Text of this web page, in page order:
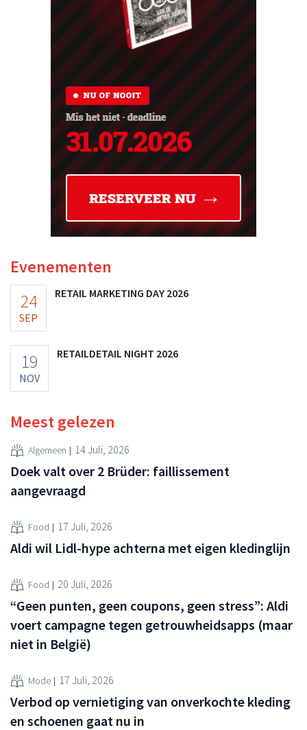
Evenementen
24
SEP
RETAIL MARKETING DAY 2026
19
NOV
RETAILDETAIL NIGHT 2026
Meest gelezen
Algemeen 14 Juli, 2026
Doek valt over 2 Brüder: faillissement
aangevraagd
Food 17 Juli, 2026
Aldi wil Lidl-hype achterna met eigen kledinglijn
Food 20 Juli, 2026
“Geen punten, geen coupons, geen stress”: Aldi
voert campagne tegen getrouwheidsapps (maar
niet in België)
Mode 17 Juli, 2026
Verbod op vernietiging van onverkochte kleding
en schoenen gaat nu in